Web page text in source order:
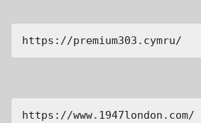
https://premium303.cymru/
https://www.1947london.com/